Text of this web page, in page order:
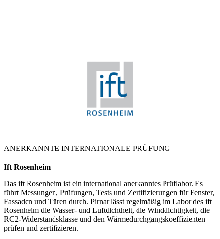
ANERKANNTE INTERNATIONALE PRÜFUNG
Ift Rosenheim
Das ift Rosenheim ist ein international anerkanntes Prüflabor. Es
führt Messungen, Prüfungen, Tests und Zertifizierungen für Fenster,
Fassaden und Türen durch. Pirnar lässt regelmäßig im Labor des ift
Rosenheim die Wasser- und Luftdichtheit, die Winddichtigkeit, die
RC2-Widerstandsklasse und den Wärmedurchgangskoeffizienten
prüfen und zertifizieren.